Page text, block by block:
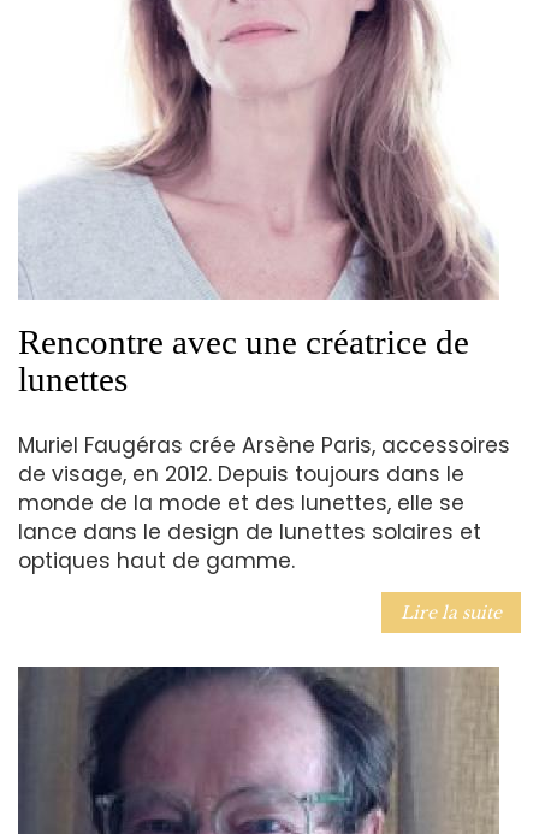
Rencontre avec une créatrice de
lunettes
Muriel Faugéras crée Arsène Paris, accessoires
de visage, en 2012. Depuis toujours dans le
monde de la mode et des lunettes, elle se
lance dans le design de lunettes solaires et
optiques haut de gamme.
Lire la suite